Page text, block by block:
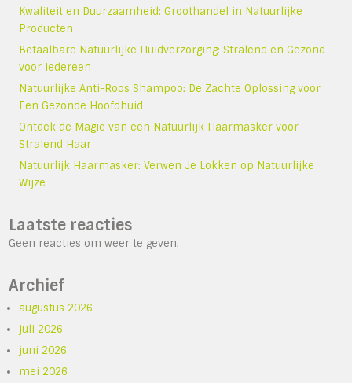
Kwaliteit en Duurzaamheid: Groothandel in Natuurlijke
Producten
Betaalbare Natuurlijke Huidverzorging: Stralend en Gezond
voor Iedereen
Natuurlijke Anti-Roos Shampoo: De Zachte Oplossing voor
Een Gezonde Hoofdhuid
Ontdek de Magie van een Natuurlijk Haarmasker voor
Stralend Haar
Natuurlijk Haarmasker: Verwen Je Lokken op Natuurlijke
Wijze
Laatste reacties
Geen reacties om weer te geven.
Archief
augustus 2026
juli 2026
juni 2026
mei 2026